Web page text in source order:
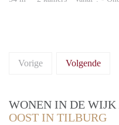
Vorige Volgende
WONEN IN DE WIJK
OOST IN TILBURG